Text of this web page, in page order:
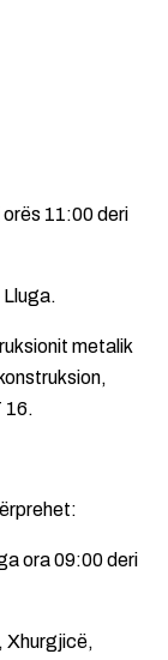
11:00 deri
metalik
16.
ora 09:00 deri
Xhurgjicë,